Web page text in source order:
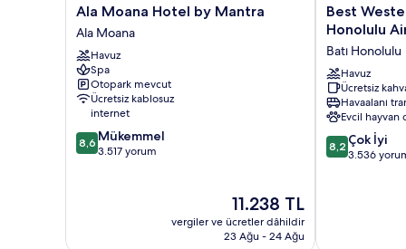
Ala
Moana
Hotel
by
Mantra
Ala
Moana
Ala Moana Hotel by Mantra
Ala Moana
Havuz
Spa
Otopark mevcut
Ücretsiz kablosuz
internet
10
üzerinden
8,6 Mükemmel
3.517 yorum
Güncel
fiyat:
11.238 TL
11.238 TL
vergiler ve ücretler dâhildir
23 Ağu - 24 Ağu
Best
Western
Plaza
Hotel
Honolulu
Airport
-
Free
Breakfast
Best
Honolulu
Batı Honolulu
Havuz
Ücretsiz
Havaalanı
Evcil hayvan
10
üzerinden
8,2 Çok İyi
3.536